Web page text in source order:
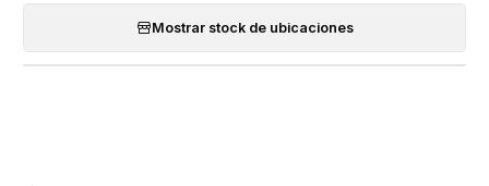
Mostrar stock de ubicaciones